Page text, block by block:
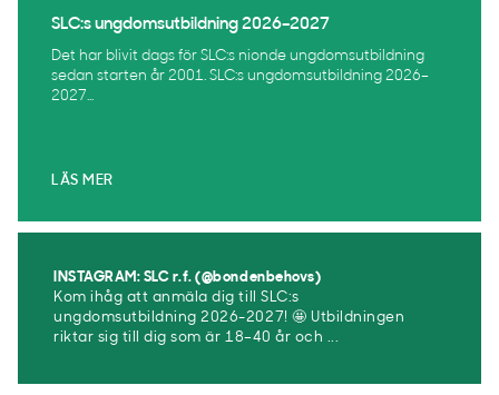
SLC:s ungdomsutbildning 2026–2027
Det har blivit dags för SLC:s nionde ungdomsutbildning
sedan starten år 2001. SLC:s ungdomsutbildning 2026–
2027...
LÄS MER
INSTAGRAM: SLC r.f. (@bondenbehovs)
Kom ihåg att anmäla dig till SLC:s
ungdomsutbildning 2026-2027! 🤩 Utbildningen
riktar sig till dig som är 18–40 år och ...